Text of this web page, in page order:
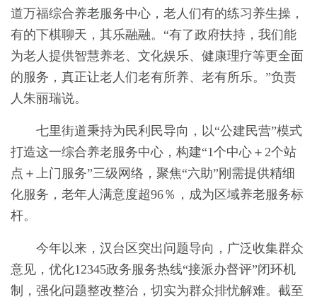
道万福综合养老服务中心，老人们有的练习养生操，
有的下棋聊天，其乐融融。“有了政府扶持，我们能
为老人提供智慧养老、文化娱乐、健康理疗等更全面
的服务，真正让老人们老有所养、老有所乐。”负责
人朱丽瑞说。
七里街道秉持为民利民导向，以“公建民营”模式
打造这一综合养老服务中心，构建“1个中心＋2个站
点＋上门服务”三级网络，聚焦“六助”刚需提供精细
化服务，老年人满意度超96％，成为区域养老服务标
杆。
今年以来，汉台区突出问题导向，广泛收集群众
意见，优化12345政务服务热线“接派办督评”闭环机
制，强化问题整改整治，切实为群众排忧解难。截至